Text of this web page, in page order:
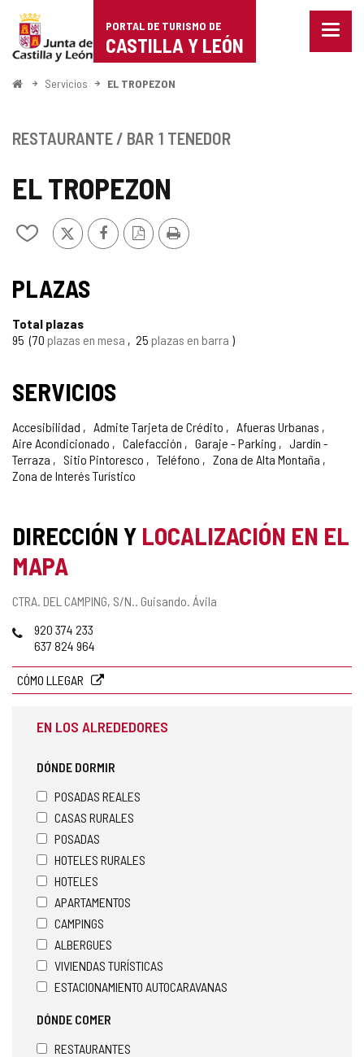
Portal
de
Turismo
Castilla
León
PORTAL DE TURISMO DE
CASTILLA Y LEÓN
Menu
InicioServicios EL TROPEZON
EL TROPEZON
Añadir/quitar
cuadernos
X FacebookVersión
PDF
Imprimir
RESTAURANTE / BAR 1 TENEDOR
PLAZAS
Total plazas
95 70 plazas en mesa 25 plazas en barra
SERVICIOS
Accesibilidad Admite Tarjeta de Crédito
Afueras Urbanas
Aire Acondicionado
Calefacción Garaje - Parking
Jardín -
Terraza
Sitio Pintoresco Teléfono
Zona de Alta Montaña
Zona de Interés Turístico
DIRECCIÓN Y LOCALIZACIÓN EN EL
MAPA
Dirección
CTRA. DEL CAMPING, S/N.. Guisando. Ávila
Teléfonos
920 374 233
637 824 964
CÓMO LLEGAR
EN LOS ALREDEDORES
DÓNDE DORMIR
POSADAS REALES
CASAS RURALES
POSADAS
HOTELES RURALES
HOTELES
APARTAMENTOS
CAMPINGS
ALBERGUES
VIVIENDAS TURÍSTICAS
ESTACIONAMIENTO AUTOCARAVANAS
DÓNDE COMER
RESTAURANTES